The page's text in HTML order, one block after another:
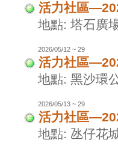
活力社區
地點: 塔石廣
2026/05/12 ~ 29
活力社區
地點: 黑沙環
2026/05/13 ~ 29
活力社區
地點: 氹仔花